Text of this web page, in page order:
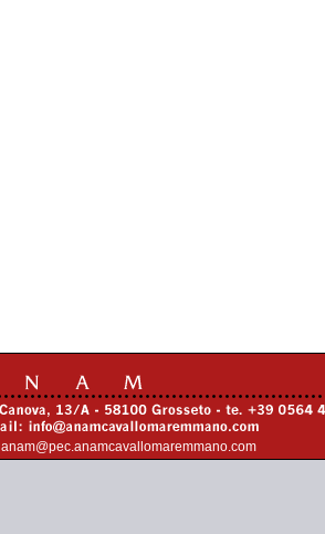
anam@pec.anamcavallomaremmano.com